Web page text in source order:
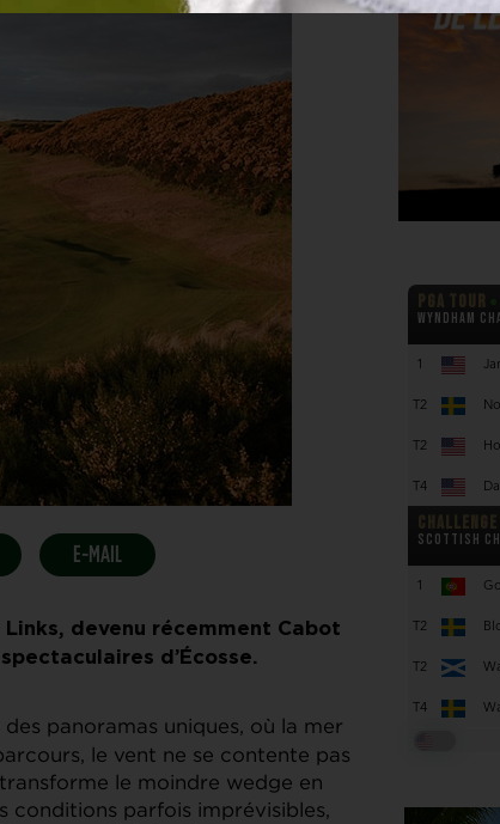
E-MAIL
devenu récemment Cabot
d’Écosse.
panoramas uniques, où la mer
le vent ne se contente pas
le moindre wedge en
conditions parfois imprévisibles,